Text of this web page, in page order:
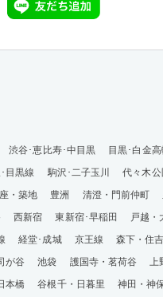
渋谷･恵比寿･中目黒
目黒･白金
目黒線 駒沢･二子玉川 代々木公
・築地 豊洲 清澄・門前仲町
西新宿 東新宿･早稲田
戸越・
経堂･成城 京王線 森下・住吉
が谷 池袋 護国寺・茗荷谷
上
本橋 谷根千・日暮里
神田・神